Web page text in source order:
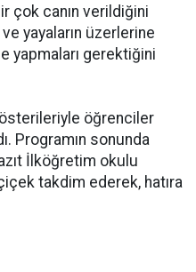
çok canın verildiğini
yayaların üzerlerine
yapmaları gerektiğini
öğrenciler
Programın sonunda
İlköğretim okulu
takdim ederek, hatıra